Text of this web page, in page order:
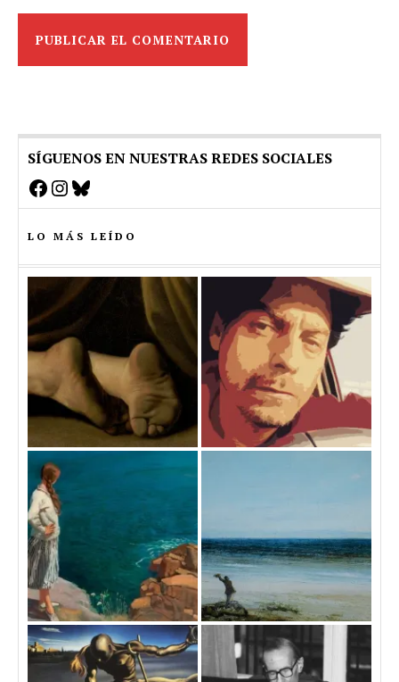
SÍGUENOS EN NUESTRAS REDES SOCIALES
Facebook
Instagram
Bluesky
LO MÁS LEÍDO